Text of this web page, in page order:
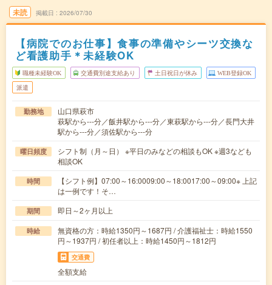
未読 掲載日 2026/07/30
【病院でのお仕事】食事の準備やシーツ交換な
ど看護助手＊未経験OK
職種未経験OK 交通費別途支給あり 土日祝日が休み WEB登録OK
派遣
勤務地
山口県萩市
萩駅から---分／飯井駅から---分／東萩駅から---分／長門大井
駅から---分／須佐駅から---分
曜日頻度
シフト制（月～日） ※平日のみなどの相談もOK ※週3なども
相談OK
時間
【シフト例】07:00～16:0009:00～18:0017:00～09:00※ 上記
は一例です！そ…
期間 即日～2ヶ月以上
時給
無資格の方：時給1350円～1687円 / 介護福祉士：時給1550
円～1937円 / 初任者以上：時給1450円～1812円
交通費
全額支給